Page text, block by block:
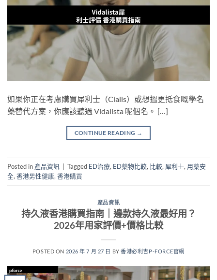
如果你正在考慮購買犀利士（Cialis）或想搵更抵食嘅學名
藥替代方案，你應該聽過 Vidalista 呢個名。 […]
CONTINUE READING →
Posted in 產品資訊 Tagged ED治療, ED藥物比較, 比較, 犀利士, 用藥安
全, 香港男性健康, 香港購買
產品資訊
持久液香港購買指南｜邊款持久液最好用？
2026年用家評價+價格比較
POSTED ON 2026 年 7 月 27 日 BY香港必利吉P-FORCE官網